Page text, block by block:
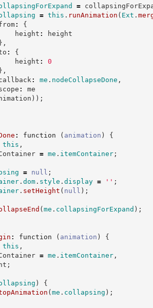
=
= this . runAnimation ( Ext .
:
{
:
height
,
:
{
:
0
,
: me . nodeCollapseDone ,
:
me
) ) ;
: function ( animation )
{
this ,
= me . itemContainer;
= null ;
. dom. style . display = ' ' ;
. setHeight ( null ) ;
(me . collapsingForExpand ) ;
: function ( animation )
{
this ,
= me . itemContainer,
;
)
{
(me . collapsing ) ;